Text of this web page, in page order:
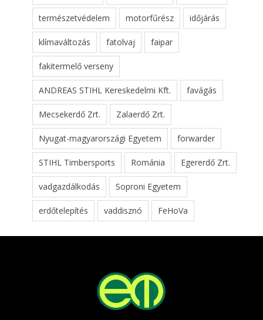
természetvédelem motorfűrész időjárás
klímaváltozás fatolvaj faipar
fakitermelő verseny
ANDREAS STIHL Kereskedelmi Kft. favágás
Mecsekerdő Zrt. Zalaerdő Zrt.
Nyugat-magyarországi Egyetem forwarder
STIHL Timbersports Románia Egererdő Zrt.
vadgazdálkodás Soproni Egyetem
erdőtelepítés vaddisznó FeHoVa